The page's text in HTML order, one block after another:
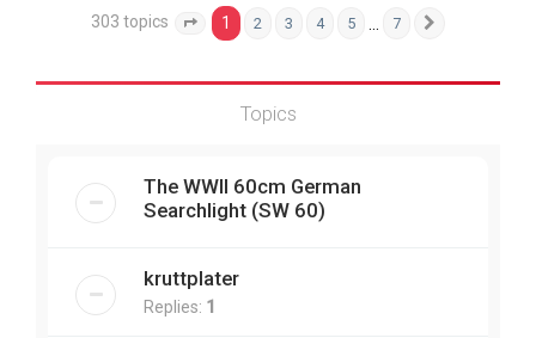
303 topics Page 1 of
1 2 3 4 5 7
Topics
The WWII 60cm German
Searchlight (SW 60)
kruttplater
Replies: 1